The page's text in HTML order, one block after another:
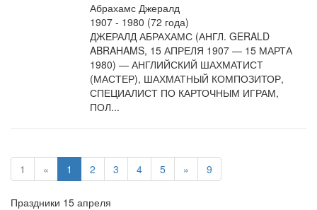
Абрахамс Джералд
1907 - 1980 (72 года)
ДЖЕРАЛД АБРАХАМС (АНГЛ. GERALD
ABRAHAMS, 15 АПРЕЛЯ 1907 — 15 МАРТА
1980) — АНГЛИЙСКИЙ ШАХМАТИСТ
(МАСТЕР), ШАХМАТНЫЙ КОМПОЗИТОР,
СПЕЦИАЛИСТ ПО КАРТОЧНЫМ ИГРАМ,
ПОЛ...
1 « 1 2 3 4 5 » 9
Праздники 15 апреля